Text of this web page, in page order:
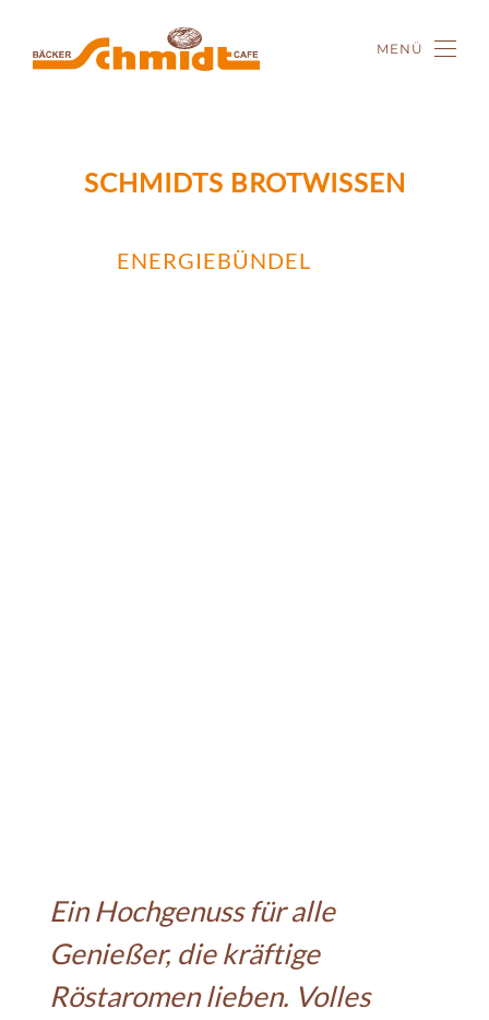
Zum Hauptinhalt springen
MENÜ
SCHMIDTS BROTWISSEN
ENERGIEBÜNDEL
Ein Hochgenuss für alle
Genießer, die kräftige
Röstaromen lieben. Volles